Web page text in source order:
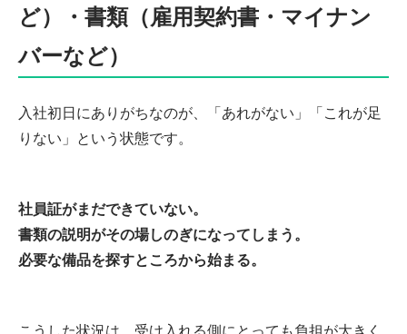
ど）・書類（雇用契約書・マイナン
バーなど）
入社初日にありがちなのが、「あれがない」「これが足
りない」という状態です。
社員証がまだできていない。
書類の説明がその場しのぎになってしまう。
必要な備品を探すところから始まる。
こうした状況は、受け入れる側にとっても負担が大きく